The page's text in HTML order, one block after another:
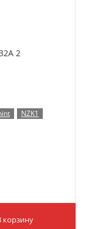
2
NZK1
корзину